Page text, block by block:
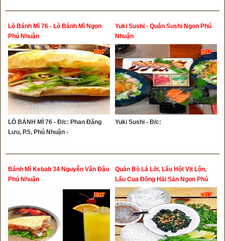
Lò Bánh Mì 76 - Lò Bánh Mì Ngon
Phú Nhuận
LÒ BÁNH MÌ 76 - Đ/c: Phan Đăng
Lưu, P.5, Phú Nhuận -
Yuki Sushi - Quán Sushi Ngon Phú
Nhuận
Yuki Sushi - Đ/c:
Bánh Mì Kebab 34 Nguyễn Văn Đậu
Phú Nhuận
Quán Bò Lá Lốt, Lẩu Hột Vịt Lộn,
Lẩu Cua Đồng Hải Sản Ngon Phú
Nhuận